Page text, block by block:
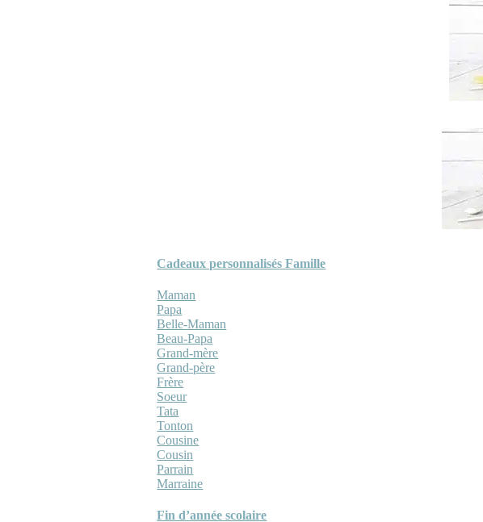
Cadeaux personnalisés Famille
Maman
Papa
Belle-Maman
Beau-Papa
Grand-mère
Grand-père
Frère
Soeur
Tata
Tonton
Cousine
Cousin
Parrain
Marraine
Fin d’année scolaire